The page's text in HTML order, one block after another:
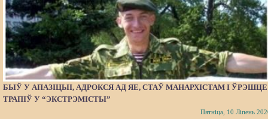
БЫЎ У АПАЗІЦЫІ, АДРОКСЯ АД ЯЕ, СТАЎ МАНАРХІСТАМ І ЎРЭШЦЕ
ТРАПІЎ У “ЭКСТРЭМІСТЫ”
Пятніца, 10 Ліпень